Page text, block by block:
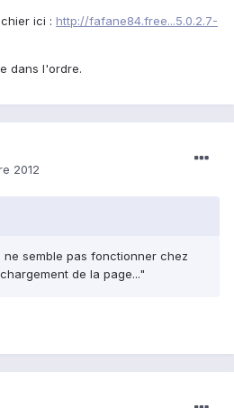
ici : http://fafane84.free...5.0.2.7-
dans l'ordre.
2012
semble pas fonctionner chez
de la page..."